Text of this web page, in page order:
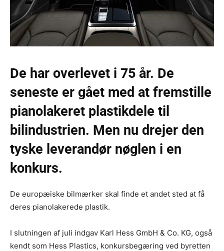
De har overlevet i 75 år. De
seneste er gået med at fremstille
pianolakeret plastikdele til
bilindustrien. Men nu drejer den
tyske leverandør nøglen i en
konkurs.
De europæiske bilmærker skal finde et andet sted at få
deres pianolakerede plastik.
I slutningen af ​​juli indgav Karl Hess GmbH & Co. KG, også
kendt som Hess Plastics, konkursbegæring ved byretten